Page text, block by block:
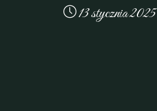
13 stycznia 2025